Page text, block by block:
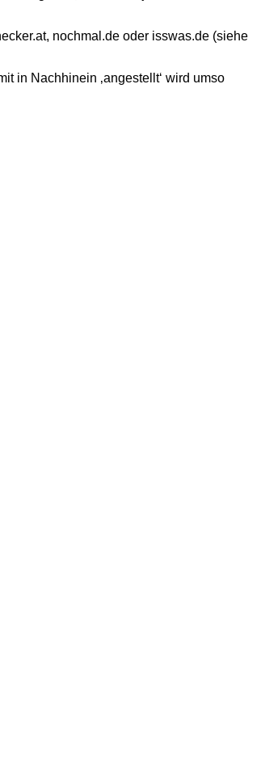
nochmal.de oder isswas.de (siehe
in Nachhinein ‚angestellt‘ wird umso